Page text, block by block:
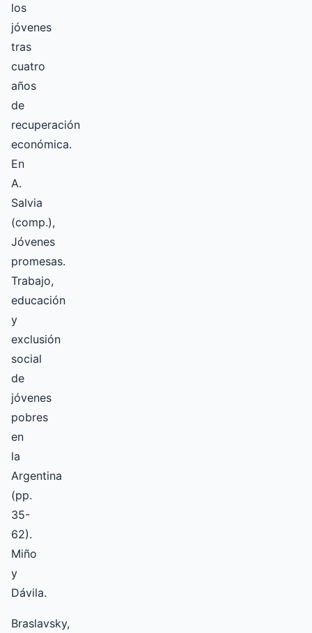
los
jóvenes
tras
cuatro
años
de
recuperación
económica.
En
A.
Salvia
(comp.),
Jóvenes
promesas.
Trabajo,
educación
y
exclusión
social
de
jóvenes
pobres
en
la
Argentina
(pp.
35-
62).
Miño
y
Dávila.
Braslavsky,